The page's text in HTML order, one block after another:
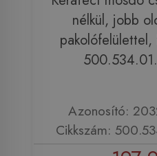
nélkül, jobb
pakolófelülettel,
Azonosító:
Cikkszám: